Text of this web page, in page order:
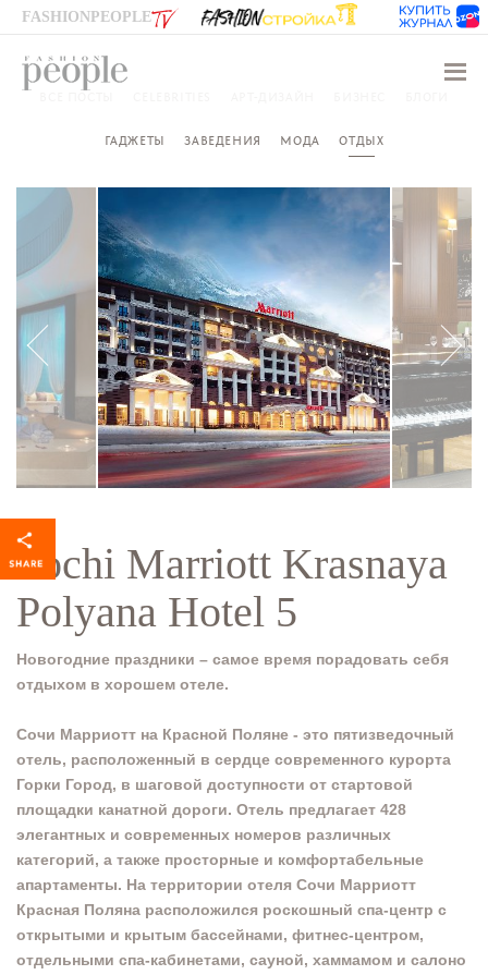
FASHIONPEOPLE
ГАДЖЕТЫ ЗАВЕДЕНИЯ МОДА ОТДЫХ
Sochi Marriott Krasnaya
Polyana Hotel 5
Новогодние праздники – самое время порадовать себя
отдыхом в хорошем отеле.
Сочи Марриотт на Красной Поляне - это пятизведочный
отель, расположенный в сердце современного курорта
Горки Город, в шаговой доступности от стартовой
площадки канатной дороги. Отель предлагает 428
элегантных и современных номеров различных
категорий, а также просторные и комфортабельные
апартаменты. На территории отеля Сочи Марриотт
Красная Поляна расположился роскошный спа-центр с
открытыми и крытым бассейнами, фитнес-центром,
отдельными спа-кабинетами, сауной, хаммамом и салоно